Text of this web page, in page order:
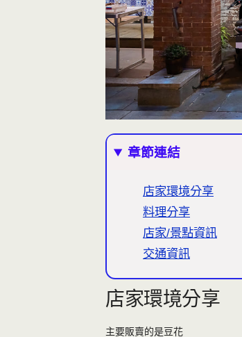
章節連結
店家環境分享
料理分享
店家/景點資訊
交通資訊
店家環境分享
主要販賣的是豆花